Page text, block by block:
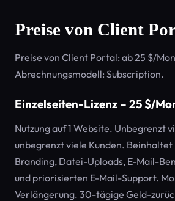
Preise von Client
Preise von Client Portal: ab 25 $/
Abrechnungsmodell: Subscription.
Einzelseiten-Lizenz – 25 $/
Nutzung auf 1 Website. Unbegrenzt
unbegrenzt viele Kunden.
Branding, Datei-Uploads, E-Mail-
und priorisierten E-Mail-Support.
Verlängerung. 30-tägige Geld-